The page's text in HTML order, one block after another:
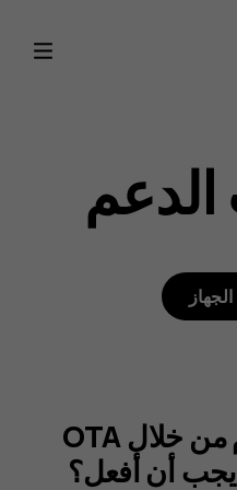
الجهاز
عملية تحديث النظام من خلال OTA
يجب أن أفعل؟